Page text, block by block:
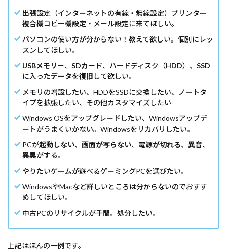
出張設定（インターネットの有線・無線設定）プリンター
複合機コピー機設定・メール設定に来てほしい。
パソコンの使い方が分からない！教えて欲しい。個別にレッ
スンしてほしい。
USBメモリ ー、 SDカード、ハードディスク（HDD）、 SSD
に入ったデータを復旧 して欲しい。
メモリの増設したい、HDDをSSDに交換したい、ノートタ
イプを拡張したい、その他カスタマイズしたい
Windows OSをアップグレードしたい、Windowsアップデ
ートがうまくいかない。Windowsをリカバリしたい。
PCが起動しない、 画面が写らない、 電源が切れる、 異音、
異臭がする。
やりたいゲームが遊べるゲーミングPCを選びたい。
WindowsやMacなど詳しいところは分からないのでおすす
めしてほしい。
中古PCのリサイクルが手間。処分したい。
上記はほんの一例です。